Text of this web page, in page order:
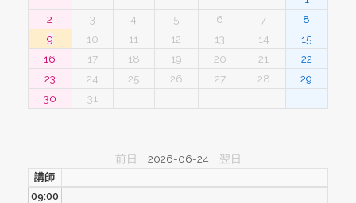
2
3 4 5 6 7
8
9
10 11 12 13 14
15
16
17 18 19 20 21
22
23
24 25 26 27 28
29
30
31
前日 2026-06-24 翌日
講師
09:00
-